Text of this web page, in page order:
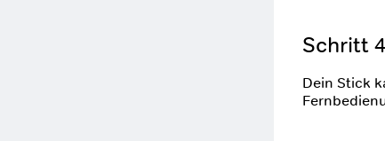
Schritt
Dein Stick